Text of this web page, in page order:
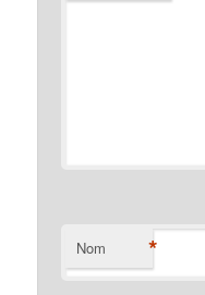
Nom *